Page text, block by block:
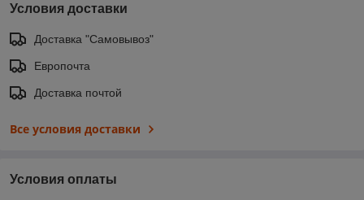
Условия доставки
Доставка "Самовывоз"
Европочта
Доставка почтой
Все условия доставки
Условия оплаты